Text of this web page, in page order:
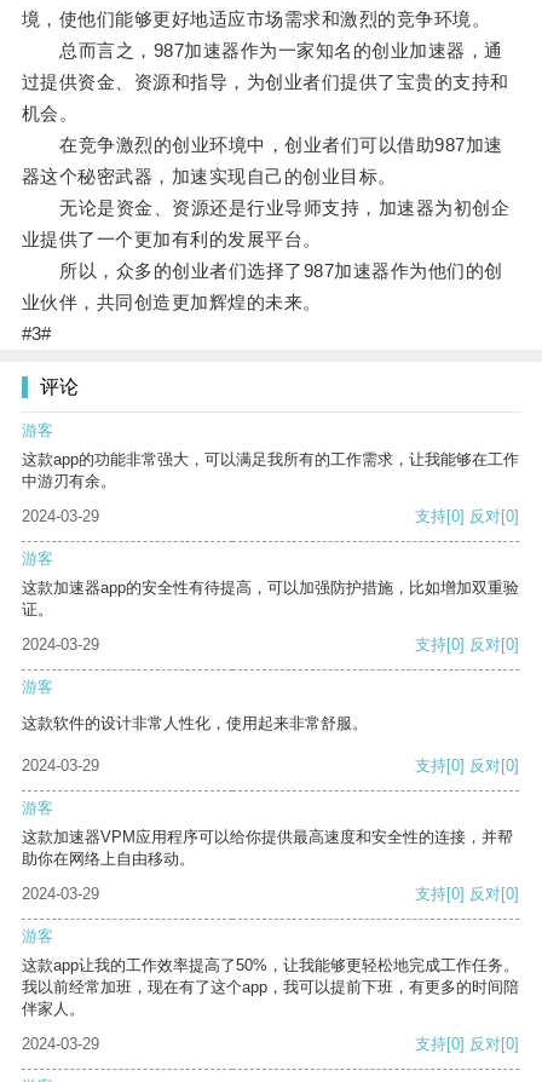
境，使他们能够更好地适应市场需求和激烈的竞争环境。
总而言之，987加速器作为一家知名的创业加速器，通
过提供资金、资源和指导，为创业者们提供了宝贵的支持和
机会。
在竞争激烈的创业环境中，创业者们可以借助987加速
器这个秘密武器，加速实现自己的创业目标。
无论是资金、资源还是行业导师支持，加速器为初创企
业提供了一个更加有利的发展平台。
所以，众多的创业者们选择了987加速器作为他们的创
业伙伴，共同创造更加辉煌的未来。
#3#
评论
游客
这款app的功能非常强大，可以满足我所有的工作需求，让我能够在工作
中游刃有余。
2024-03-29
支持[0] 反对[0]
游客
这款加速器app的安全性有待提高，可以加强防护措施，比如增加双重验
证。
2024-03-29
支持[0] 反对[0]
游客
这款软件的设计非常人性化，使用起来非常舒服。
2024-03-29 支持[0] 反对[0]
游客
这款加速器VPM应用程序可以给你提供最高速度和安全性的连接，并帮
助你在网络上自由移动。
2024-03-29
支持[0] 反对[0]
游客
这款app让我的工作效率提高了50%，让我能够更轻松地完成工作任务。
我以前经常加班，现在有了这个app，我可以提前下班，有更多的时间陪
伴家人。
2024-03-29
支持[0] 反对[0]